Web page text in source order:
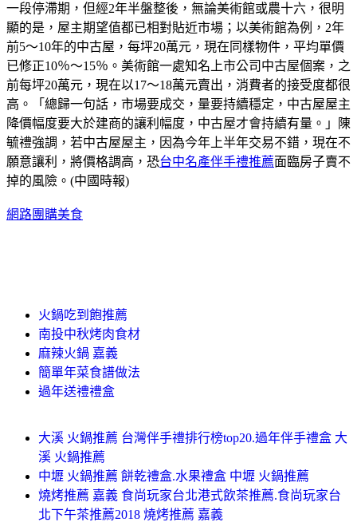
一段停滯期，但經2年半盤整後，無論美術館或農十六，很明
顯的是，屋主期望值都已相對貼近市場；以美術館為例，2年
前5～10年的中古屋，每坪20萬元，現在同樣物件，平均單價
已修正10％～15％。美術館一處知名上市公司中古屋個案，之
前每坪20萬元，現在以17～18萬元賣出，消費者的接受度都很
高。「總歸一句話，市場要成交，量要持續穩定，中古屋屋主
降價幅度要大於建商的讓利幅度，中古屋才會持續有量。」陳
毓禮強調，若中古屋屋主，因為今年上半年交易不錯，現在不
願意讓利，將價格調高，恐台中名產伴手禮推薦面臨房子賣不
掉的風險。(中國時報)
網路團購美食
火鍋吃到飽推薦
南投中秋烤肉食材
麻辣火鍋 嘉義
簡單年菜食譜做法
過年送禮禮盒
大溪 火鍋推薦 台灣伴手禮排行榜top20.過年伴手禮盒 大
溪 火鍋推薦
中壢 火鍋推薦 餅乾禮盒.水果禮盒 中壢 火鍋推薦
燒烤推薦 嘉義 食尚玩家台北港式飲茶推薦.食尚玩家台
北下午茶推薦2018 燒烤推薦 嘉義